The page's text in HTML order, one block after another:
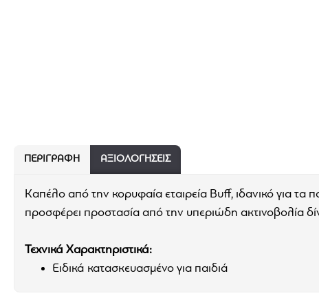
ΠΕΡΙΓΡΑΦΉ ΑΞΙΟΛΟΓΗΣΕΙΣ
Καπέλο από την κορυφαία εταιρεία Buff, ιδανικό για τα
προσφέρει προστασία από την υπεριώδη ακτινοβολία
Τεχνικά Χαρακτηριστικά:
Ειδικά κατασκευασμένο για παιδιά